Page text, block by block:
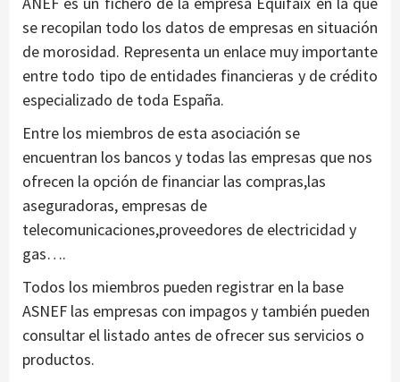
se recopilan todo los datos de empresas en situación
de morosidad. Representa un enlace muy importante
entre todo tipo de entidades financieras y de crédito
especializado de toda España.
Entre los miembros de esta asociación se
encuentran los bancos y todas las empresas que nos
ofrecen la opción de financiar las compras,las
aseguradoras, empresas de
telecomunicaciones,proveedores de electricidad y
gas….
Todos los miembros pueden registrar en la base
ASNEF las empresas con impagos y también pueden
consultar el listado antes de ofrecer sus servicios o
productos.